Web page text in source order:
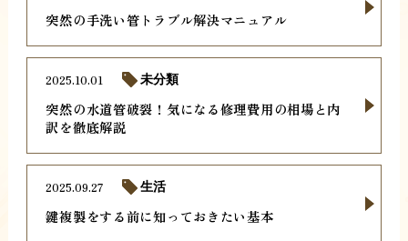
突然の手洗い管トラブル解決マニュアル
突然の水道管破裂！気になる修理費用の相場と内
訳を徹底解説
2025.10.01 未分類
鍵複製をする前に知っておきたい基本
2025.09.27 生活